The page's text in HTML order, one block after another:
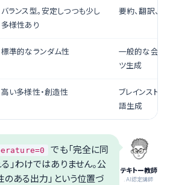
バランス型。安定しつつも少し
多様性あり
要約、翻訳、
標準的なランダム性
一般的な会話
ツ生成
高い多様性・創造性
ブレインストー
語生成
テキトー教師
.AI認定講師
でも「完全に同
」わけではありません。公
のある出力」という位置づ